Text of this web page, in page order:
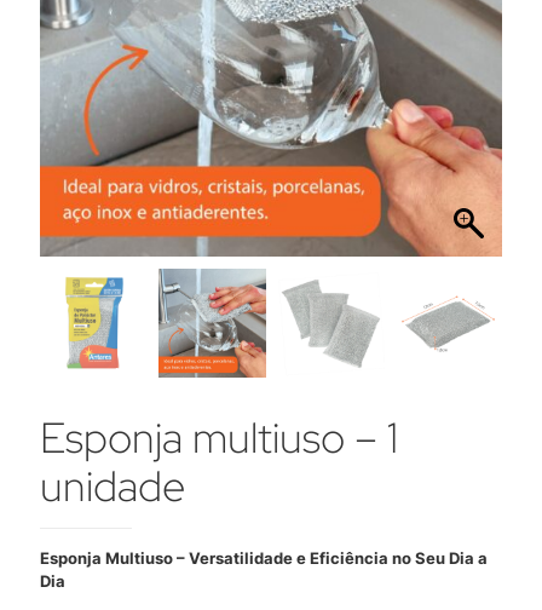
Esponja multiuso – 1
unidade
Esponja Multiuso – Versatilidade e Eficiência no Seu Dia a
Dia